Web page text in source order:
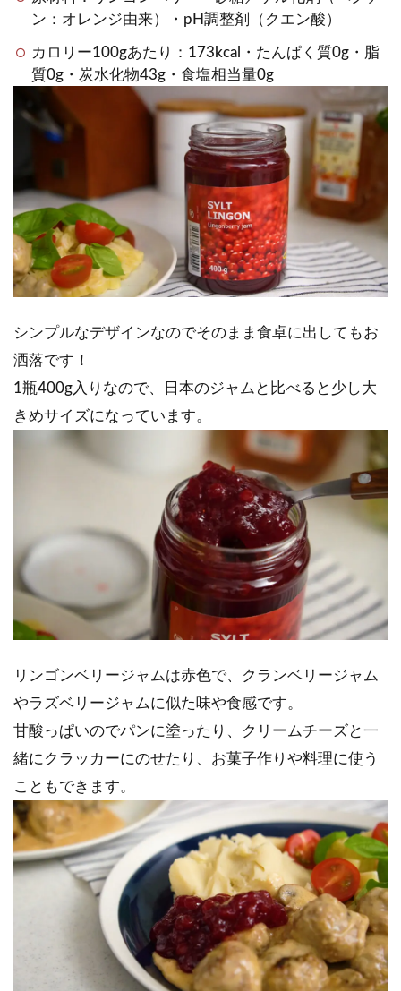
ン：オレンジ由来）・pH調整剤（クエン酸）
カロリー100gあたり：173kcal・たんぱく質0g・脂
質0g・炭水化物43g・食塩相当量0g
シンプルなデザインなのでそのまま食卓に出してもお
洒落です！
1瓶400g入りなので、日本のジャムと比べると少し大
きめサイズになっています。
リンゴンベリージャムは赤色で、クランベリージャム
やラズベリージャムに似た味や食感です。
甘酸っぱいのでパンに塗ったり、クリームチーズと一
緒にクラッカーにのせたり、お菓子作りや料理に使う
こともできます。